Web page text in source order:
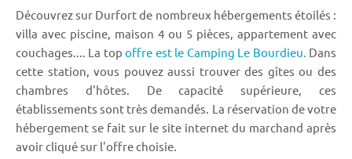
Découvrez sur Durfort de nombreux hébergements étoilés :
villa avec piscine, maison 4 ou 5 pièces, appartement avec
couchages.... La topoffre est le Camping Le Bourdieu. Dans
cette station, vous pouvez aussi trouver des gîtes ou des
chambres d'hôtes. De capacité supérieure, ces
établissements sont très demandés. La réservation de votre
hébergement se fait sur le site internet du marchand après
avoir cliqué sur l'offre choisie.